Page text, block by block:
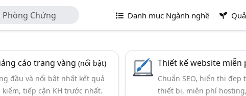
Phòng Chứng
Danh mục Ngành nghề
cáo trang vàng(nổi bật)
đầu và nổi bật nhất kết quả
kiếm, tiếp cận KH trước nhất.
Thiết kế website miễn
Chuẩn SEO, hiển thị đẹp
thiết bị, miễn phí